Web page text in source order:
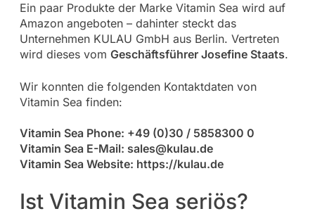
Ein paar Produkte der Marke Vitamin Sea wird auf
Amazon angeboten – dahinter steckt das
Unternehmen KULAU GmbH aus Berlin. Vertreten
wird dieses vom Geschäftsführer Josefine Staats.
Wir konnten die folgenden Kontaktdaten von
Vitamin Sea finden:
Vitamin Sea Phone: +49 (0)30 / 5858300 0
Vitamin Sea E-Mail: sales@kulau.de
Vitamin Sea Website: https://kulau.de
Ist Vitamin Sea seriös?